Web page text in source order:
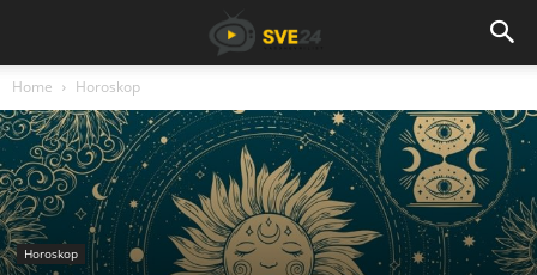
Home Horoskop
Horoskop